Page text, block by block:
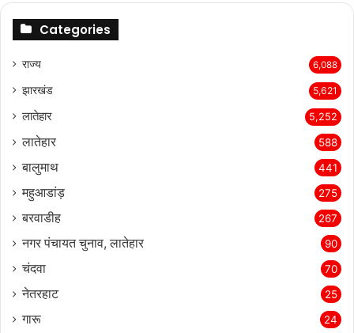
Categories
राज्‍य 6,088
झारखंड 5,621
लातेहार 5,252
लातेहार 588
बालुमाथ 441
महुआडांड़ 275
बरवाडीह 267
नगर पंचायत चुनाव, लातेहार 90
चंदवा 70
नेतरहाट 25
गारू 24